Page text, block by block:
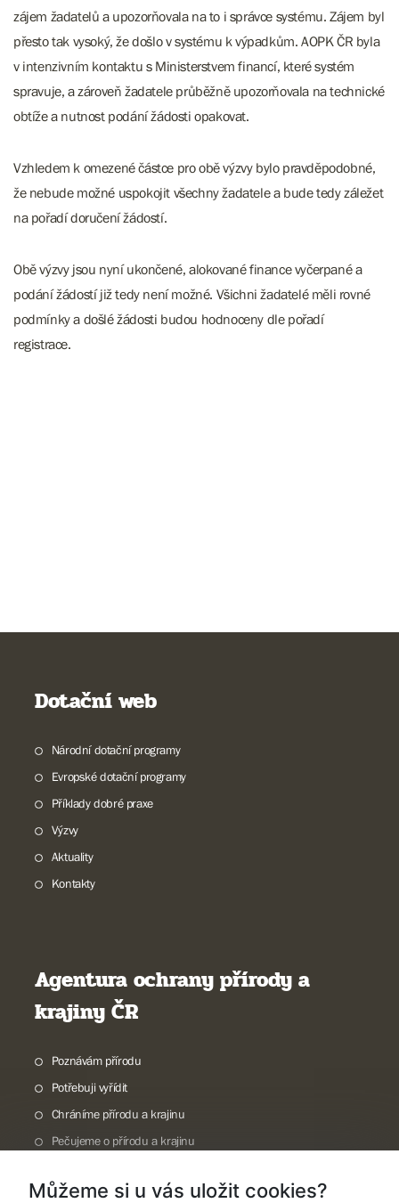
zájem žadatelů a upozorňovala na to i správce systému. Zájem byl
přesto tak vysoký, že došlo v systému k výpadkům. AOPK ČR byla
v intenzivním kontaktu s Ministerstvem financí, které systém
spravuje, a zároveň žadatele průběžně upozorňovala na technické
obtíže a nutnost podání žádosti opakovat.
Vzhledem k omezené částce pro obě výzvy bylo pravděpodobné,
že nebude možné uspokojit všechny žadatele a bude tedy záležet
na pořadí doručení žádostí.
Obě výzvy jsou nyní ukončené, alokované finance vyčerpané a
podání žádostí již tedy není možné. Všichni žadatelé měli rovné
podmínky a došlé žádosti budou hodnoceny dle pořadí
registrace.
Dotační web
Národní dotační programy
Evropské dotační programy
Příklady dobré praxe
Výzvy
Aktuality
Kontakty
Agentura ochrany přírody a
krajiny ČR
Poznávám přírodu
Potřebuji vyřídit
Chráníme přírodu a krajinu
Pečujeme o přírodu a krajinu
O nás
Můžeme si u vás uložit cookies?